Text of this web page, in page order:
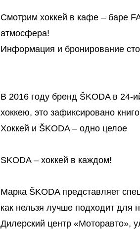
Смотрим хоккей в кафе – баре
атмосфера!
Информация и бронирование
В 2016 году бренд ŠKODA в 24-
хоккею, это зафиксировано
Хоккей и ŠKODA – одно целое
SKODA – хоккей в каждом!
Марка ŠKODA представляет
как нельзя лучше подходит для
Дилерский центр «Моторавто»,